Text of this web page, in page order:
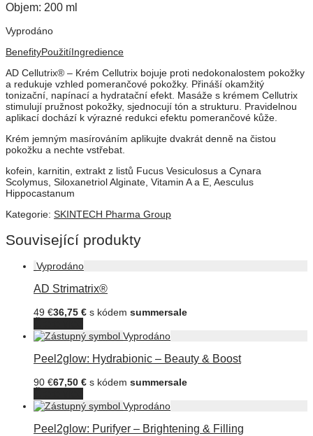
Objem: 200 ml
Vyprodáno
BenefityPoužitíIngredience
AD Cellutrix® – Krém Cellutrix bojuje proti nedokonalostem pokožky
a redukuje vzhled pomerančové pokožky. Přináší okamžitý
tonizační, napínací a hydratační efekt. Masáže s krémem Cellutrix
stimulují pružnost pokožky, sjednocují tón a strukturu. Pravidelnou
aplikací dochází k výrazné redukci efektu pomerančové kůže.
Krém jemným masírováním aplikujte dvakrát denně na čistou
pokožku a nechte vstřebat.
kofein, karnitin, extrakt z listů Fucus Vesiculosus a Cynara
Scolymus, Siloxanetriol Alginate, Vitamin A a E, Aesculus
Hippocastanum
Kategorie: SKINTECH Pharma Group
Související produkty
AD Strimatrix®
49 €36,75 € s kódem summersale
Peel2glow: Hydrabionic – Beauty & Boost
90 €67,50 € s kódem summersale
Peel2glow: Purifyer – Brightening & Filling